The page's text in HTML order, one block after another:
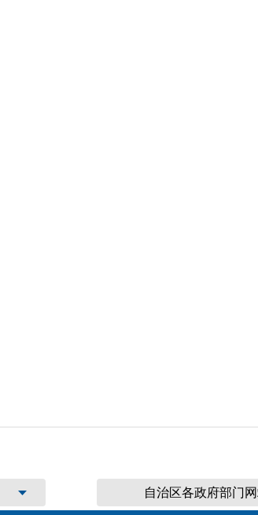
自治区各政府部门